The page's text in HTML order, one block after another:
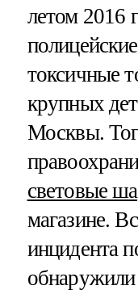
летом 2016
токсичные
крупных
Москвы.
световые
магазине.
инцидента
обнаружили